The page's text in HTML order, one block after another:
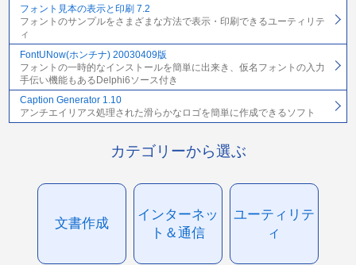
フォント見本の表示と印刷 7.2
フォントのサンプルをさまざまな方法で表示・印刷できるユーティリテ
ィ
FontUNow(ホンチナ) 20030409版
フォントの一時的なインストールを簡単に出来き、仮名フォントの入力
手伝い機能もあるDelphi6ソース付き
Caption Generator 1.10
アンチエイリアス処理された滑らかなロゴを簡単に作成できるソフト
カテゴリーから選ぶ
文書作成
インターネッ
ト＆通信
ユーティリテ
ィ